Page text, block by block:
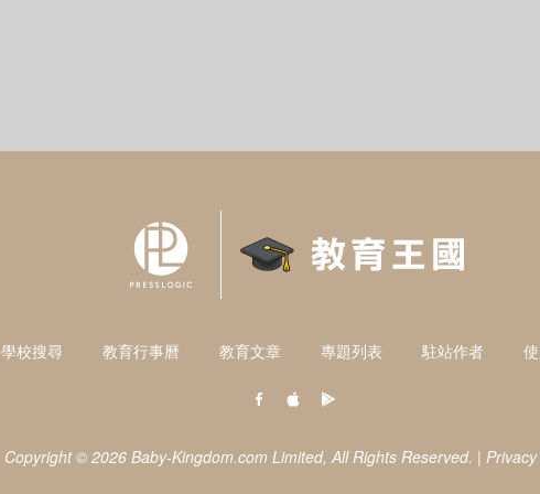
學校搜尋 教育行事曆 教育文章 專題列表 駐站作者
Copyright © 2026 Baby-Kingdom.com Limited, All Rights Reserved. |